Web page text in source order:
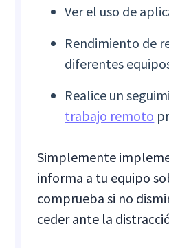
Ver el uso de
Rendimiento de
diferentes
Realice un
trabajo remoto
Simplemente
informa a tu equipo
comprueba si no
ceder ante la